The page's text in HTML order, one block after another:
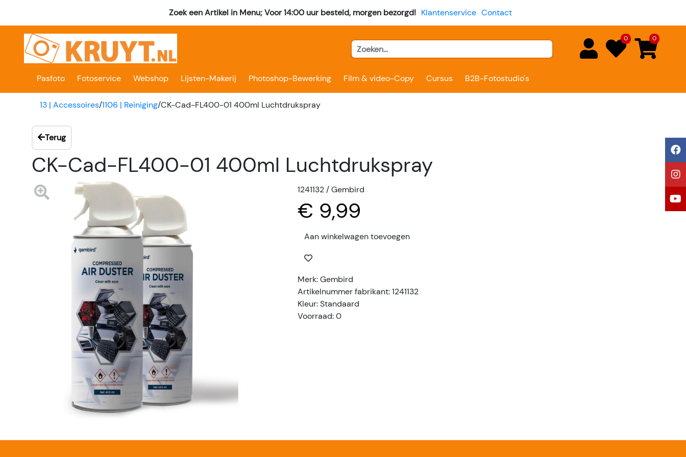
Zoek een Artikel in Menu; Voor 14:00 uur besteld, morgen bezorgd! Klantenservice Contact
0 0
Pasfoto Fotoservice Webshop Lijsten-Makerij Photoshop-Bewerking Film & video-Copy Cursus B2B-Fotostudio's
13 | Accessoires/1106 | Reiniging/CK-Cad-FL400-01 400ml Luchtdrukspray
Terug
CK-Cad-FL400-01 400ml Luchtdrukspray
1241132 / Gembird
€ 9,99
Aan winkelwagen toevoegen
Merk: Gembird
Artikelnummer fabrikant: 1241132
Kleur: Standaard
Voorraad: 0